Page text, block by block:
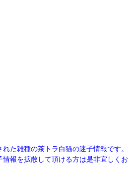
た雑種の茶トラ白猫の迷子情報です。
報を拡散して頂ける方は是非宜しくお